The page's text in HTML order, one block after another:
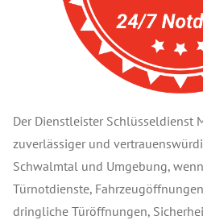
Der Dienstleister Schlüsseldienst
zuverlässiger und
Schwalmtal und Umgebung,
Türnotdienste,
dringliche Türöffnungen,